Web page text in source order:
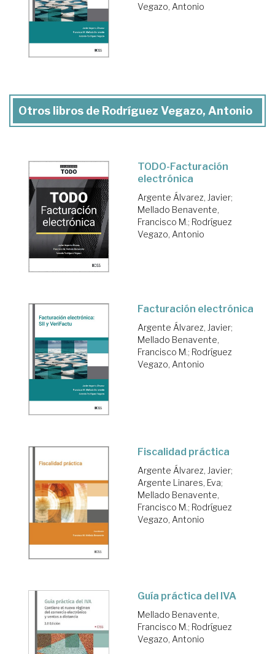
Vegazo, Antonio
Otros libros de Rodríguez Vegazo, Antonio
TODO-Facturación
electrónica
Argente Álvarez, Javier;
Mellado Benavente,
Francisco M.; Rodríguez
Vegazo, Antonio
Facturación electrónica
Argente Álvarez, Javier;
Mellado Benavente,
Francisco M.; Rodríguez
Vegazo, Antonio
Fiscalidad práctica
Argente Álvarez, Javier;
Argente Linares, Eva;
Mellado Benavente,
Francisco M.; Rodríguez
Vegazo, Antonio
Guía práctica del IVA
Mellado Benavente,
Francisco M.; Rodríguez
Vegazo, Antonio